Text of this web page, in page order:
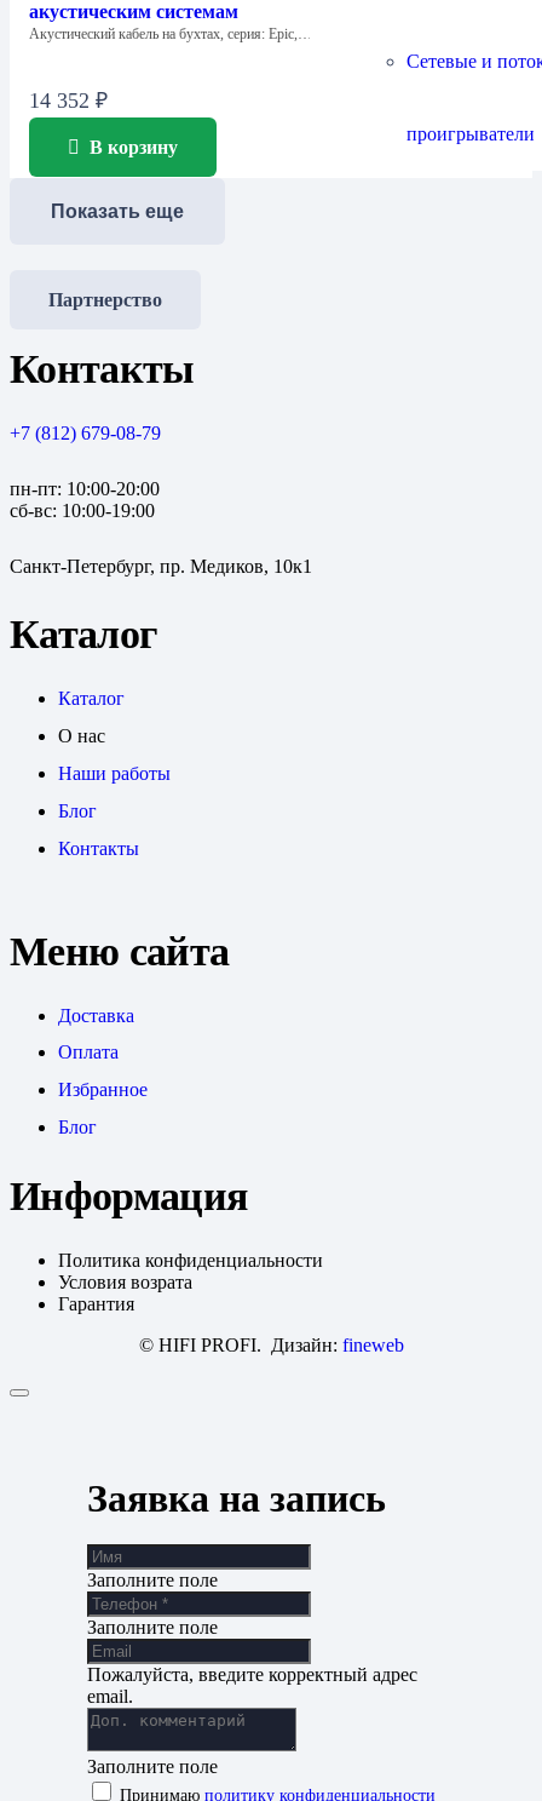
Сетевые и
проигрыватели
акустическим системам
Акустический кабель на бухтах, серия: Epic,…
14 352 ₽
В корзину
Показать еще
Партнерство
Контакты
+7 (812) 679-08-79
пн-пт: 10:00-20:00
сб-вс: 10:00-19:00
Санкт-Петербург, пр. Медиков, 10к1
Каталог
Каталог
О нас
Наши работы
Блог
Контакты
Меню сайта
Доставка
Оплата
Избранное
Блог
Информация
Политика конфиденциальности
Условия возрата
Гарантия
© HIFI PROFI. Дизайн: fineweb
Заявка на запись
Заполните поле
Заполните поле
Пожалуйста, введите корректный адрес
email.
Заполните поле
Принимаю политику конфиденциальности